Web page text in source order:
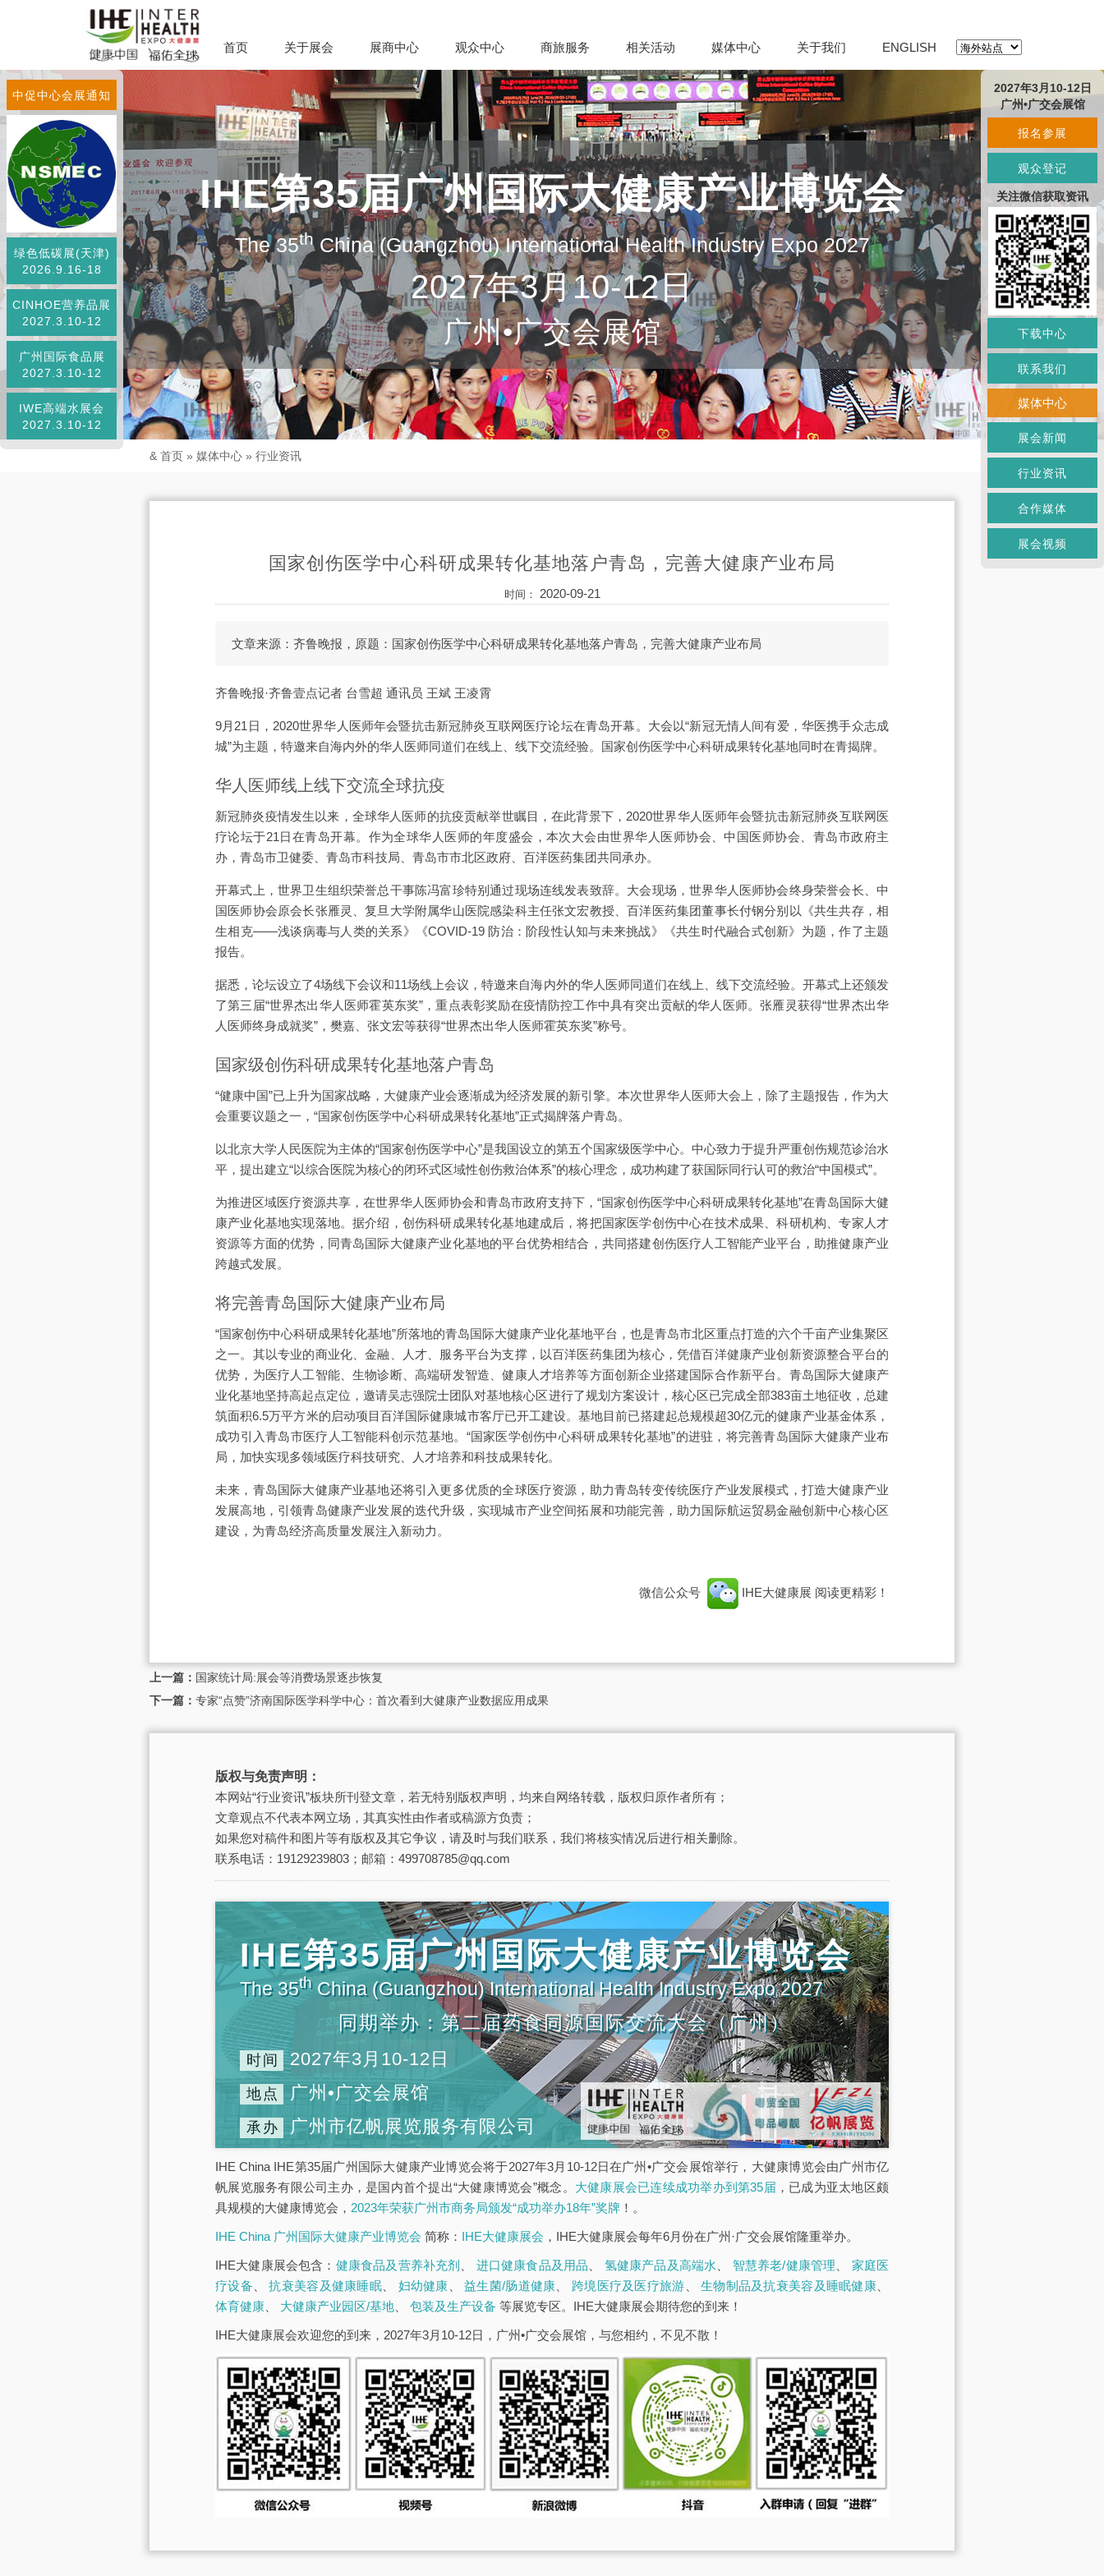
首页 关于展会 展商中心 观众中心 商旅服务 相关活动 媒体中心 关于我们 ENGLISH
IHE第35届广州国际大健康产业博览会
The 35thChina (Guangzhou) International Health Industry Expo 2027
2027年3月10-12日
广州•广交会展馆
中促中心会展通知
绿色低碳展(天津)
2026.9.16-18
CINHOE营养品展
2027.3.10-12
广州国际食品展
2027.3.10-12
IWE高端水展会
2027.3.10-12
& 首页 » 媒体中心 » 行业资讯
国家创伤医学中心科研成果转化基地落户青岛，完善大健康产业布局
时间： 2020-09-21
文章来源：齐鲁晚报，原题：国家创伤医学中心科研成果转化基地落户青岛，完善大健康产业布局
齐鲁晚报·齐鲁壹点记者 台雪超 通讯员 王斌 王凌霄
9月21日，2020世界华人医师年会暨抗击新冠肺炎互联网医疗论坛在青岛开幕。大会以“新冠无情人间有爱，华医携手众志成
城”为主题，特邀来自海内外的华人医师同道们在线上、线下交流经验。国家创伤医学中心科研成果转化基地同时在青揭牌。
华人医师线上线下交流全球抗疫
新冠肺炎疫情发生以来，全球华人医师的抗疫贡献举世瞩目，在此背景下，2020世界华人医师年会暨抗击新冠肺炎互联网医
疗论坛于21日在青岛开幕。作为全球华人医师的年度盛会，本次大会由世界华人医师协会、中国医师协会、青岛市政府主
办，青岛市卫健委、青岛市科技局、青岛市市北区政府、百洋医药集团共同承办。
开幕式上，世界卫生组织荣誉总干事陈冯富珍特别通过现场连线发表致辞。大会现场，世界华人医师协会终身荣誉会长、中
国医师协会原会长张雁灵、复旦大学附属华山医院感染科主任张文宏教授、百洋医药集团董事长付钢分别以《共生共存，相
生相克——浅谈病毒与人类的关系》《COVID-19 防治：阶段性认知与未来挑战》《共生时代融合式创新》为题，作了主题
报告。
据悉，论坛设立了4场线下会议和11场线上会议，特邀来自海内外的华人医师同道们在线上、线下交流经验。开幕式上还颁发
了第三届“世界杰出华人医师霍英东奖”，重点表彰奖励在疫情防控工作中具有突出贡献的华人医师。张雁灵获得“世界杰出华
人医师终身成就奖”，樊嘉、张文宏等获得“世界杰出华人医师霍英东奖”称号。
国家级创伤科研成果转化基地落户青岛
“健康中国”已上升为国家战略，大健康产业会逐渐成为经济发展的新引擎。本次世界华人医师大会上，除了主题报告，作为大
会重要议题之一，“国家创伤医学中心科研成果转化基地”正式揭牌落户青岛。
以北京大学人民医院为主体的“国家创伤医学中心”是我国设立的第五个国家级医学中心。中心致力于提升严重创伤规范诊治水
平，提出建立“以综合医院为核心的闭环式区域性创伤救治体系”的核心理念，成功构建了获国际同行认可的救治“中国模式”。
为推进区域医疗资源共享，在世界华人医师协会和青岛市政府支持下，“国家创伤医学中心科研成果转化基地”在青岛国际大健
康产业化基地实现落地。据介绍，创伤科研成果转化基地建成后，将把国家医学创伤中心在技术成果、科研机构、专家人才
资源等方面的优势，同青岛国际大健康产业化基地的平台优势相结合，共同搭建创伤医疗人工智能产业平台，助推健康产业
跨越式发展。
将完善青岛国际大健康产业布局
“国家创伤中心科研成果转化基地”所落地的青岛国际大健康产业化基地平台，也是青岛市北区重点打造的六个千亩产业集聚区
之一。其以专业的商业化、金融、人才、服务平台为支撑，以百洋医药集团为核心，凭借百洋健康产业创新资源整合平台的
优势，为医疗人工智能、生物诊断、高端研发智造、健康人才培养等方面创新企业搭建国际合作新平台。青岛国际大健康产
业化基地坚持高起点定位，邀请吴志强院士团队对基地核心区进行了规划方案设计，核心区已完成全部383亩土地征收，总建
筑面积6.5万平方米的启动项目百洋国际健康城市客厅已开工建设。基地目前已搭建起总规模超30亿元的健康产业基金体系，
成功引入青岛市医疗人工智能科创示范基地。“国家医学创伤中心科研成果转化基地”的进驻，将完善青岛国际大健康产业布
局，加快实现多领域医疗科技研究、人才培养和科技成果转化。
未来，青岛国际大健康产业基地还将引入更多优质的全球医疗资源，助力青岛转变传统医疗产业发展模式，打造大健康产业
发展高地，引领青岛健康产业发展的迭代升级，实现城市产业空间拓展和功能完善，助力国际航运贸易金融创新中心核心区
建设，为青岛经济高质量发展注入新动力。
微信公众号 IHE大健康展 阅读更精彩！
上一篇： 国家统计局:展会等消费场景逐步恢复
下一篇： 专家“点赞”济南国际医学科学中心：首次看到大健康产业数据应用成果
版权与免责声明：
本网站“行业资讯”板块所刊登文章，若无特别版权声明，均来自网络转载，版权归原作者所有；
文章观点不代表本网立场，其真实性由作者或稿源方负责；
如果您对稿件和图片等有版权及其它争议，请及时与我们联系，我们将核实情况后进行相关删除。
联系电话：19129239803；邮箱：499708785@qq.com
IHE第35届广州国际大健康产业博览会
The 35thChina (Guangzhou) International Health Industry Expo 2027
同期举办：第二届药食同源国际交流大会（广州）
时间 2027年3月10-12日
地点 广州•广交会展馆
承办 广州市亿帆展览服务有限公司
IHE China IHE第35届广州国际大健康产业博览会将于2027年3月10-12日在广州•广交会展馆举行，大健康博览会由广州市亿
帆展览服务有限公司主办，是国内首个提出“大健康博览会”概念。 大健康展会已连续成功举办到第35届 ，已成为亚太地区颇
具规模的大健康博览会， 2023年荣获广州市商务局颁发“成功举办18年”奖牌 ！。
IHE China 广州国际大健康产业博览会 简称： IHE大健康展会 ，IHE大健康展会每年6月份在广州·广交会展馆隆重举办。
IHE大健康展会包含： 健康食品及营养补充剂 进口健康食品及用品 氢健康产品及高端水 智慧养老/健康管理
家庭医
疗设备 、抗衰美容及健康睡眠、 妇幼健康 、益生菌/肠道健康 跨境医疗及医疗旅游 、生物制品及抗衰美容及睡眠健康
体育健康
大健康产业园区/基地 包装及生产设备 等展览专区。IHE大健康展会期待您的到来！
IHE大健康展会欢迎您的到来，2027年3月10-12日，广州•广交会展馆，与您相约，不见不散！
2027年3月10-12日
广州•广交会展馆
报名参展
观众登记
关注微信获取资讯
下载中心
联系我们
媒体中心
展会新闻
行业资讯
合作媒体
展会视频